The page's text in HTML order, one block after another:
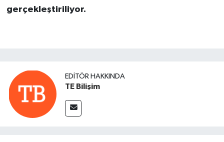
gerçekleştiriliyor.
EDITÖR HAKKINDA
TE Bilişim